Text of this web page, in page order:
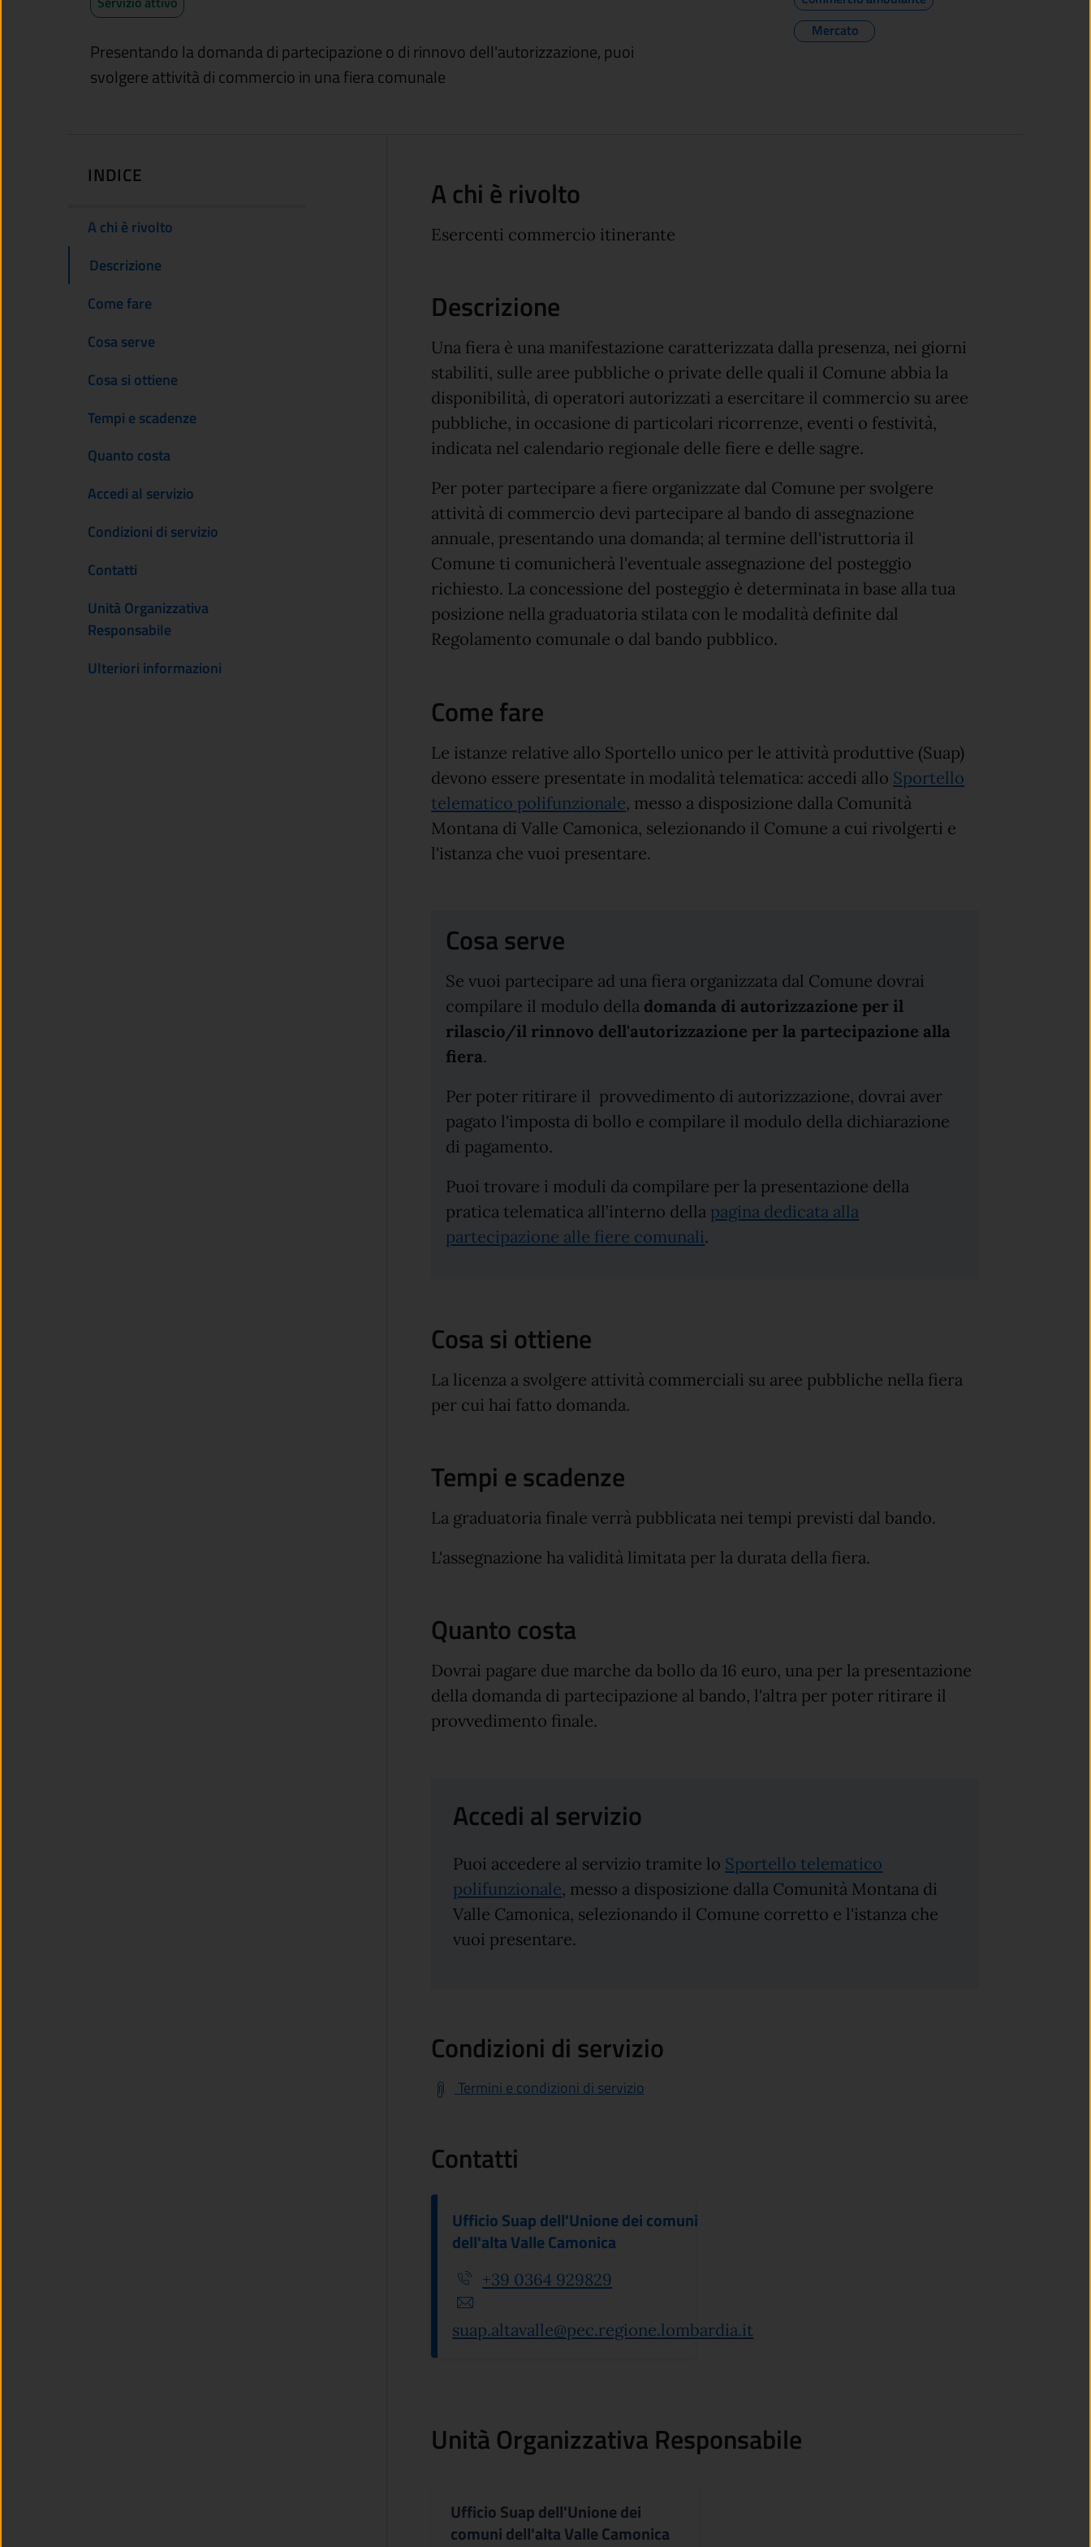
Presentando la domanda di partecipazione o di rinnovo dell'autorizzazione, puoi
svolgere attività di commercio in una fiera comunale
Mercato
INDICE
A chi è rivolto
Descrizione
Come fare
Cosa serve
Cosa si ottiene
Tempi e scadenze
Quanto costa
Accedi al servizio
Condizioni di servizio
Contatti
Unità Organizzativa
Responsabile
Ulteriori informazioni
A chi è rivolto
Esercenti commercio itinerante
Descrizione
Una fiera è una manifestazione caratterizzata dalla presenza, nei giorni
stabiliti, sulle aree pubbliche o private delle quali il Comune abbia la
disponibilità, di operatori autorizzati a esercitare il commercio su aree
pubbliche, in occasione di particolari ricorrenze, eventi o festività,
indicata nel calendario regionale delle fiere e delle sagre.
Per poter partecipare a fiere organizzate dal Comune per svolgere
attività di commercio devi partecipare al bando di assegnazione
annuale, presentando una domanda; al termine dell'istruttoria il
Comune ti comunicherà l'eventuale assegnazione del posteggio
richiesto. La concessione del posteggio è determinata in base alla tua
posizione nella graduatoria stilata con le modalità definite dal
Regolamento comunale o dal bando pubblico.
Come fare
Le istanze relative allo Sportello unico per le attività produttive (Suap)
devono essere presentate in modalità telematica: accedi allo Sportello
telematico polifunzionale, messo a disposizione dalla Comunità
Montana di Valle Camonica, selezionando il Comune a cui rivolgerti e
l'istanza che vuoi presentare.
Cosa serve
Se vuoi partecipare ad una fiera organizzata dal Comune dovrai
compilare il modulo della domanda di autorizzazione per il
rilascio/il rinnovo dell'autorizzazione per la partecipazione alla
fiera.
Per poter ritirare il provvedimento di autorizzazione, dovrai aver
pagato l'imposta di bollo e compilare il modulo della dichiarazione
di pagamento.
Puoi trovare i moduli da compilare per la presentazione della
pratica telematica all’interno della pagina dedicata alla
partecipazione alle fiere comunali.
Cosa si ottiene
La licenza a svolgere attività commerciali su aree pubbliche nella fiera
per cui hai fatto domanda.
Tempi e scadenze
La graduatoria finale verrà pubblicata nei tempi previsti dal bando.
L'assegnazione ha validità limitata per la durata della fiera.
Quanto costa
Dovrai pagare due marche da bollo da 16 euro, una per la presentazione
della domanda di partecipazione al bando, l'altra per poter ritirare il
provvedimento finale.
Accedi al servizio
Puoi accedere al servizio tramite lo Sportello telematico
polifunzionale, messo a disposizione dalla Comunità Montana di
Valle Camonica, selezionando il Comune corretto e l'istanza che
vuoi presentare.
Condizioni di servizio
Termini e condizioni di servizio
Contatti
Ufficio Suap dell'Unione dei comuni
dell'alta Valle Camonica
+39 0364 929829
suap.altavalle@pec.regione.lombardia.it
Unità Organizzativa Responsabile
Ufficio Suap dell'Unione dei
comuni dell'alta Valle Camonica